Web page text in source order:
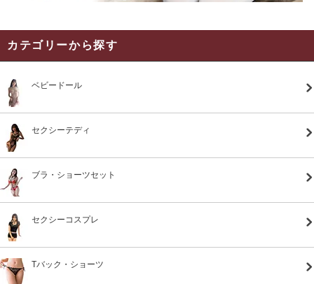
カテゴリーから探す
ベビードール
セクシーテディ
ブラ・ショーツセット
セクシーコスプレ
Tバック・ショーツ